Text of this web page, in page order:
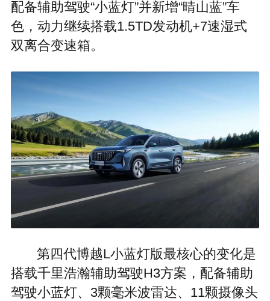
配备辅助驾驶“小蓝灯”并新增“晴山蓝”车
色，动力继续搭载1.5TD发动机+7速湿式
双离合变速箱。
第四代博越L小蓝灯版最核心的变化是
搭载千里浩瀚辅助驾驶H3方案，配备辅助
驾驶小蓝灯、3颗毫米波雷达、11颗摄像头